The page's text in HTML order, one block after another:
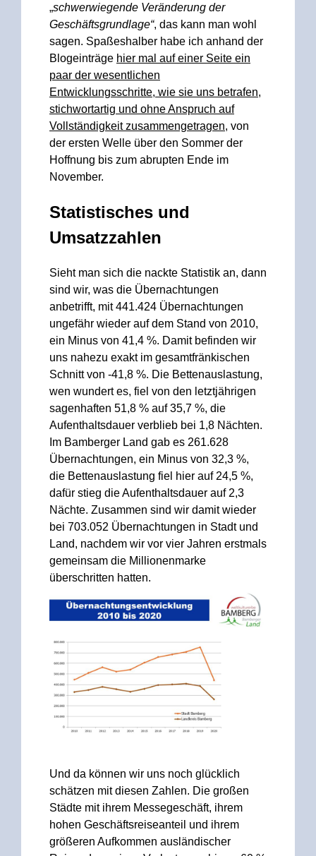
„schwerwiegende Veränderung der
Geschäftsgrundlage“, das kann man wohl
sagen. Spaßeshalber habe ich anhand der
Blogeinträge hier mal auf einer Seite ein
paar der wesentlichen
Entwicklungsschritte, wie sie uns betrafen,
stichwortartig und ohne Anspruch auf
Vollständigkeit zusammengetragen, von
der ersten Welle über den Sommer der
Hoffnung bis zum abrupten Ende im
November.
Statistisches und
Umsatzzahlen
Sieht man sich die nackte Statistik an, dann
sind wir, was die Übernachtungen
anbetrifft, mit 441.424 Übernachtungen
ungefähr wieder auf dem Stand von 2010,
ein Minus von 41,4 %. Damit befinden wir
uns nahezu exakt im gesamtfränkischen
Schnitt von -41,8 %. Die Bettenauslastung,
wen wundert es, fiel von den letztjährigen
sagenhaften 51,8 % auf 35,7 %, die
Aufenthaltsdauer verblieb bei 1,8 Nächten.
Im Bamberger Land gab es 261.628
Übernachtungen, ein Minus von 32,3 %,
die Bettenauslastung fiel hier auf 24,5 %,
dafür stieg die Aufenthaltsdauer auf 2,3
Nächte. Zusammen sind wir damit wieder
bei 703.052 Übernachtungen in Stadt und
Land, nachdem wir vor vier Jahren erstmals
gemeinsam die Millionenmarke
überschritten hatten.
Und da können wir uns noch glücklich
schätzen mit diesen Zahlen. Die großen
Städte mit ihrem Messegeschäft, ihrem
hohen Geschäftsreiseanteil und ihrem
größeren Aufkommen ausländischer